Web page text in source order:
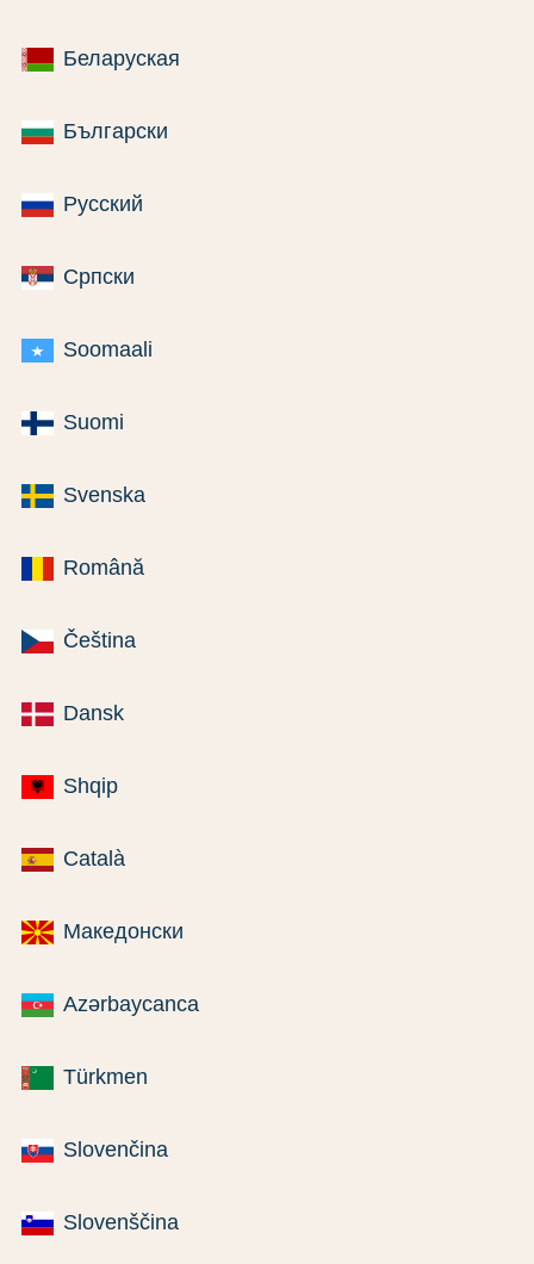
Беларуская
Български
Русский
Српски
Soomaali
Suomi
Svenska
Română
Čeština
Dansk
Shqip
Català
Македонски
Azərbaycanca
Türkmen
Slovenčina
Slovenščina